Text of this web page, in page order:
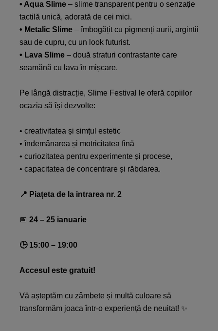
• Aqua Slime – slime transparent pentru o senzație
tactilă unică, adorată de cei mici. ​
• Metalic Slime – îmbogățit cu pigmenți aurii, argintii
sau de cupru, cu un look futurist. ​
• Lava Slime – două straturi contrastante care
seamănă cu lava în mișcare. ​
Pe lângă distracție, Slime Festival le oferă copiilor
ocazia să își dezvolte:​
• creativitatea și simțul estetic​
• îndemânarea și motricitatea fină​
• curiozitatea pentru experimente și procese,​
• capacitatea de concentrare și răbdarea.​
📍 Piațeta de la intrarea nr. 2​
📅 24 – 25 ianuarie​
🕒 15:00 – 19:00​
Accesul este gratuit!​
Vă așteptăm cu zâmbete și multă culoare să
transformăm joaca într-o experiență de neuitat! ✨